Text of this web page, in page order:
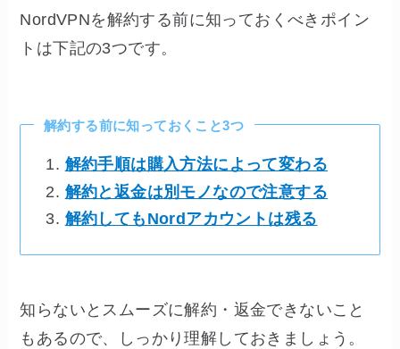
NordVPNを解約する前に知っておくべきポイン
トは下記の3つです。
解約する前に知っておくこと3つ
解約手順は購入方法によって変わる
解約と返金は別モノなので注意する
解約してもNordアカウントは残る
知らないとスムーズに解約・返金できないこと
もあるので、しっかり理解しておきましょう。